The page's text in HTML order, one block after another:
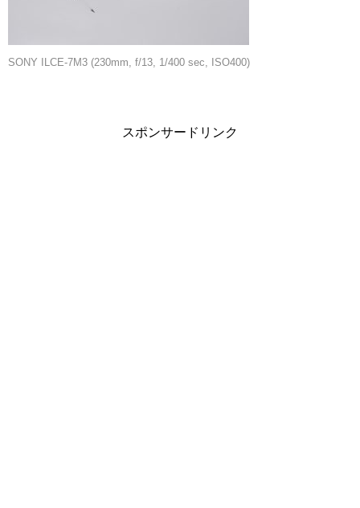
SONY ILCE-7M3 (230mm, f/13, 1/400 sec, ISO400)
スポンサードリンク